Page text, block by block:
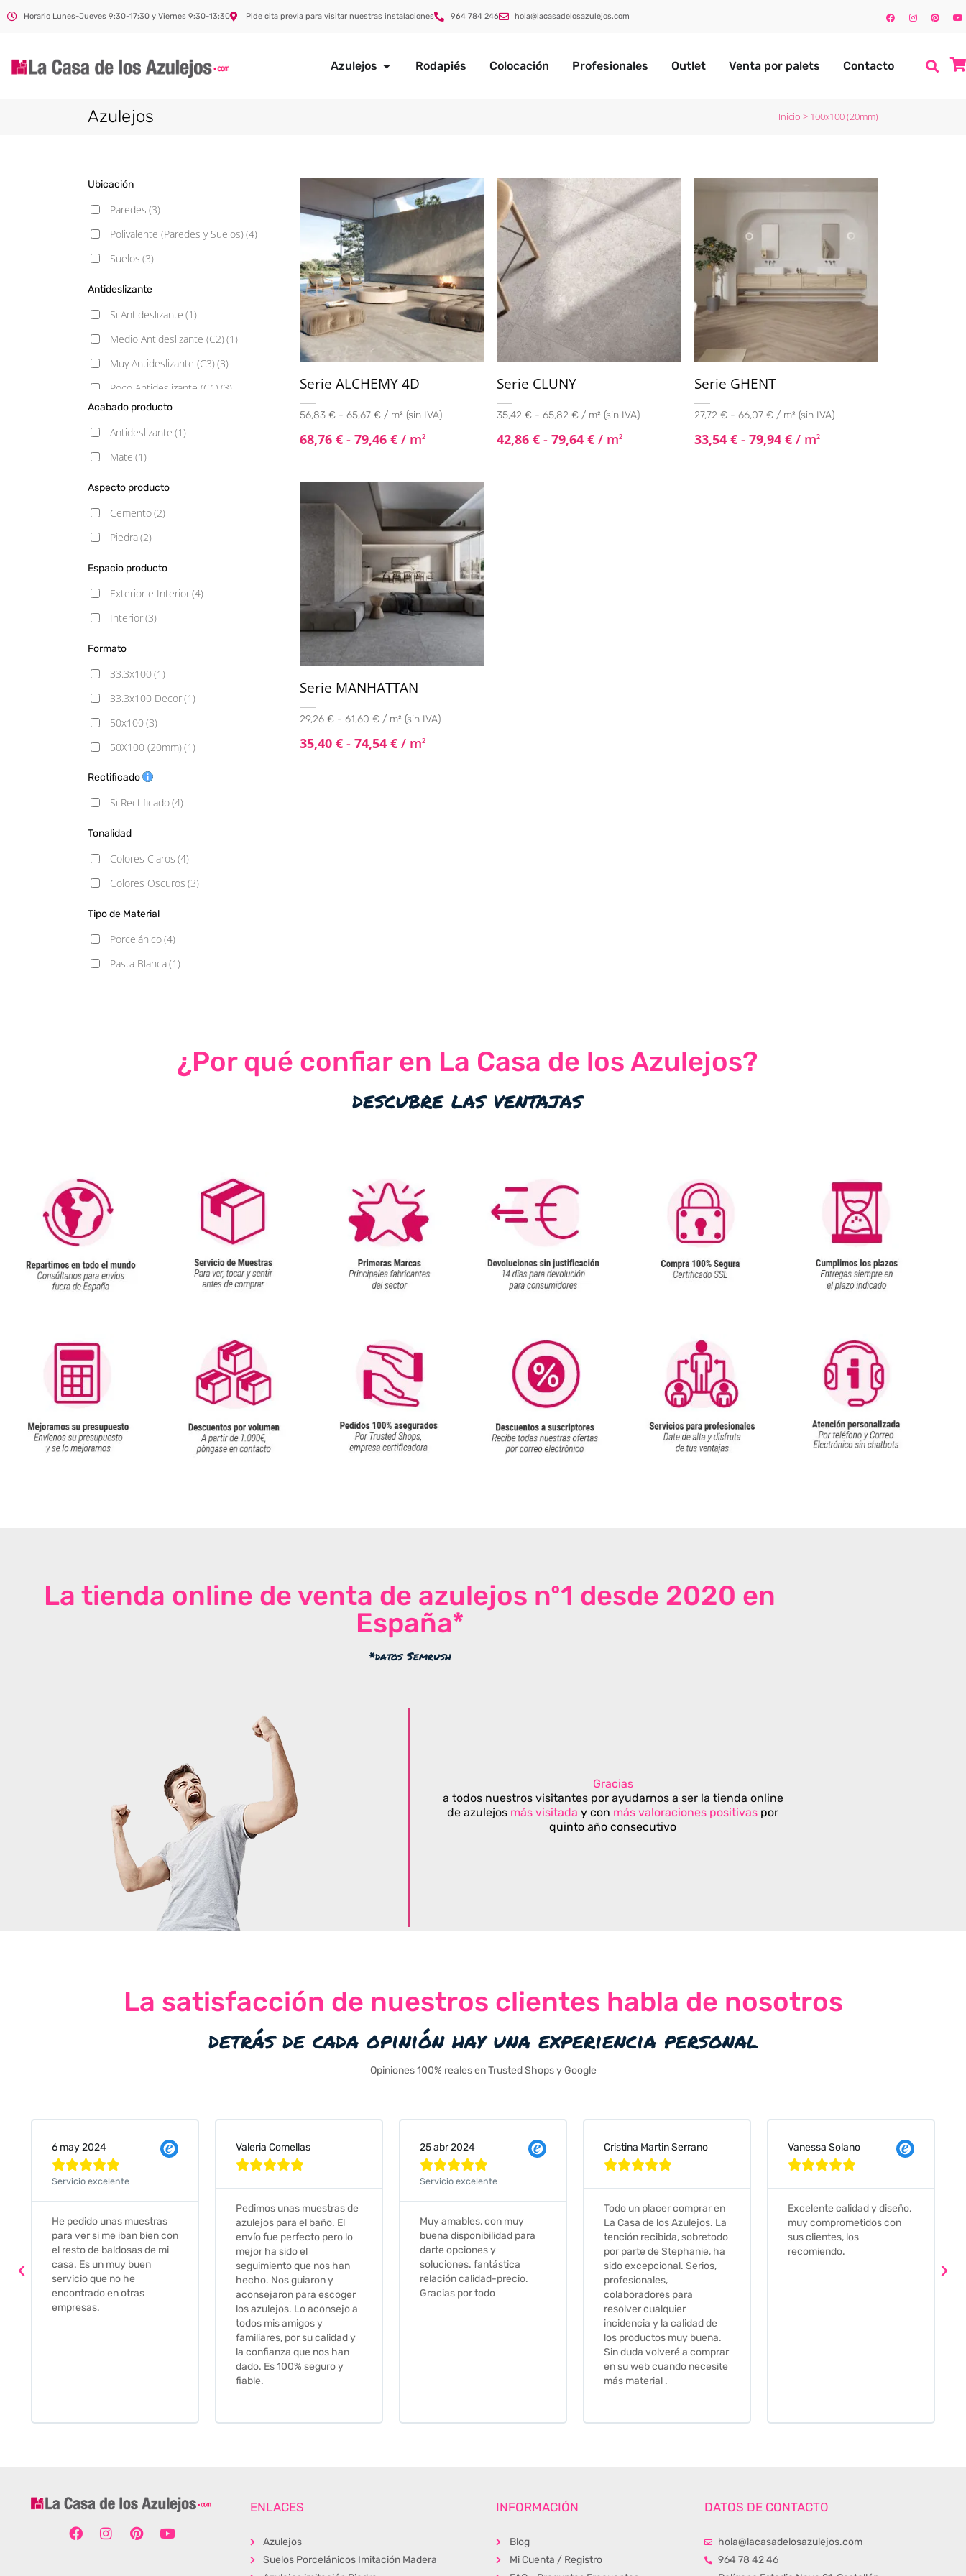
Horario Lunes-Jueves 9:30-17:30 y Viernes 9:30-13:30 Pide cita previa para visitar nuestras instalaciones 964 784 246 hola@lacasadelosazulejos.com
Azulejos Rodapiés Colocación Profesionales Outlet Venta por palets Contacto
Azulejos Inicio > 100x100 (20mm)
Ubicación
Paredes (3)
Polivalente (Paredes y Suelos)(4)
Suelos (3)
Antideslizante
Si Antideslizante (1)
Medio Antideslizante (C2)(1)
Muy Antideslizante (C3)(3)
Poco Antideslizante (C1)(3)
Acabado producto
Antideslizante (1)
Mate (1)
Aspecto producto
Cemento(2)
Piedra(2)
Espacio producto
Exterior e Interior(4)
Interior(3)
Formato
33.3x100 (1)
33.3x100 Decor(1)
50x100 (3)
50X100 (20mm)(1)
60x60 (2)
60x120 (3)
Rectificado
Si Rectificado(4)
Tonalidad
Colores Claros (4)
Colores Oscuros (3)
Tipo de Material
Porcelánico(4)
Pasta Blanca(1)
Serie ALCHEMY 4D
56,83 € - 65,67 € / m² (sin IVA)
68,76 € - 79,46 € / m2
Serie CLUNY
35,42 € - 65,82 € / m² (sin IVA)
42,86€ - 79,64€ / m2
Serie GHENT
27,72 € - 66,07 € / m² (sin IVA)
33,54 € - 79,94 €/ m2
Serie MANHATTAN
29,26 € - 61,60 € / m² (sin IVA)
35,40 € - 74,54 € / m2
¿Por qué confiar en La Casa de los Azulejos?
descubre las ventajas
La tienda online de venta de azulejos nº1 desde 2020 en
España*
*datos Semrush
Gracias
a todos nuestros visitantes por ayudarnos a ser la tienda online
de azulejos más visitada y con más valoraciones positivas por
quinto año consecutivo
La satisfacción de nuestros clientes habla de nosotros
detrás de cada opinión hay una experiencia personal
Opiniones 100% reales en Trusted Shops y Google
Valeria Comellas

azulejos para el baño. El
envío fue perfecto pero lo
mejor ha sido el
seguimiento que nos han
hecho. Nos guiaron y
aconsejaron para escoger
los azulejos. Lo aconsejo a
25 abr 2024

Muy amables, con muy
buena disponibilidad para
darte opciones y
soluciones. fantástica
relación calidad-precio.
Gracias por todo
Cristina Martin Serrano

La Casa de los Azulejos. La
tención recibida, sobretodo
por parte de Stephanie, ha
sido excepcional. Serios,
profesionales,
colaboradores para
Vanessa Solano

Excelente calidad y diseño,
muy comprometidos con
sus clientes, los
recomiendo.
Judit Bonet Pardell

Que decir, si teneis que
comprar alguna baldosa
este és el sitio indicado! Yo
pedi una muestra y me
ENLACES
Azulejos
Suelos Porcelánicos Imitación Madera
INFORMACIÓN
Blog
Mi Cuenta / Registro
DATOS DE CONTACTO
hola@lacasadelosazulejos.com
964 78 42 46